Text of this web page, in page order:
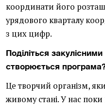
координати його
урядового кварталу
з цих цифр.
Поділіться
створюється
Це творчий організм,
живому стані. У нас